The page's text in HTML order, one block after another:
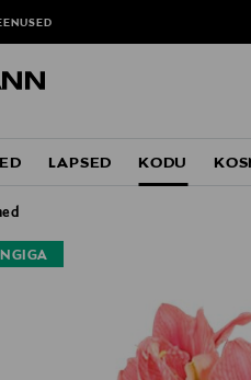
LAPSED KODU